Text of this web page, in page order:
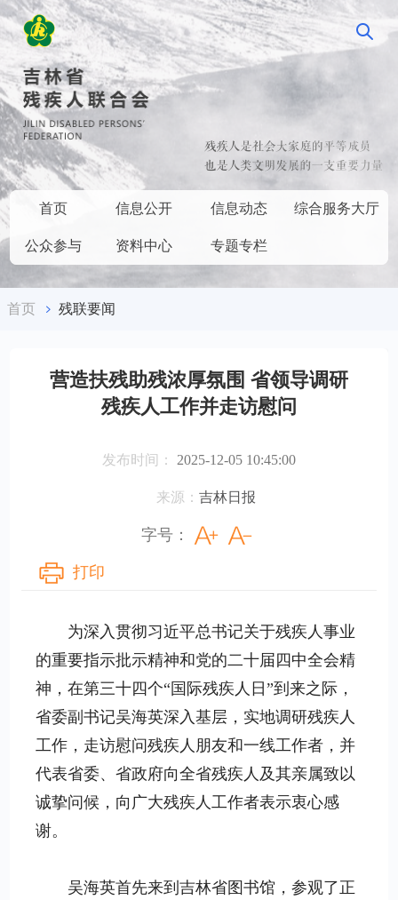
首页 信息公开 信息动态 综合服务大厅
公众参与 资料中心 专题专栏
首页 残联要闻
营造扶残助残浓厚氛围 省领导调研
残疾人工作并走访慰问
发布时间： 2025-12-05 10:45:00
来源： 吉林日报
字号：
打印
为深入贯彻习近平总书记关于残疾人事业
的重要指示批示精神和党的二十届四中全会精
神，在第三十四个“国际残疾人日”到来之际，
省委副书记吴海英深入基层，实地调研残疾人
工作，走访慰问残疾人朋友和一线工作者，并
代表省委、省政府向全省残疾人及其亲属致以
诚挚问候，向广大残疾人工作者表示衷心感
谢。
吴海英首先来到吉林省图书馆，参观了正